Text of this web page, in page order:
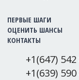
ПЕРВЫЕ ШАГИ
ОЦЕНИТЬ ШАНСЫ
КОНТАКТЫ
+1(647)
+1(639)